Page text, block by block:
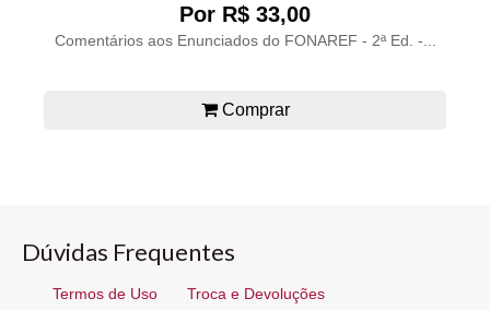
Por R$ 33,00
Comentários aos Enunciados do FONAREF - 2ª Ed. -...
Comprar
Dúvidas Frequentes
Termos de Uso Troca e Devoluções